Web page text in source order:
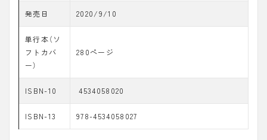
発売日 2020/9/10
単行本（ソ
フトカバ
ー）
280ページ
ISBN-10 4534058020
ISBN-13 978-4534058027